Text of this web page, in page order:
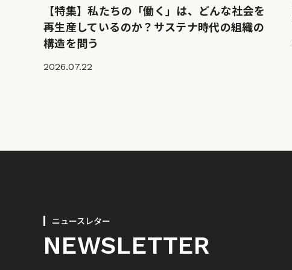
【特集】私たちの「働く」は、どんな社会を
再生産しているのか？サステナ時代の組織の
構造を問う
2026.07.22
ニュースレター
NEWSLETTER